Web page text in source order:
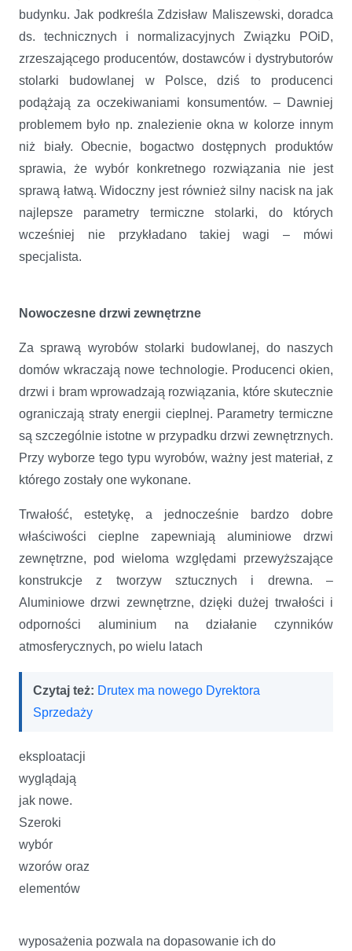
budynku. Jak podkreśla Zdzisław Maliszewski, doradca
ds. technicznych i normalizacyjnych Związku POiD,
zrzeszającego producentów, dostawców i dystrybutorów
stolarki budowlanej w Polsce, dziś to producenci
podążają za oczekiwaniami konsumentów. – Dawniej
problemem było np. znalezienie okna w kolorze innym
niż biały. Obecnie, bogactwo dostępnych produktów
sprawia, że wybór konkretnego rozwiązania nie jest
sprawą łatwą. Widoczny jest również silny nacisk na jak
najlepsze parametry termiczne stolarki, do których
wcześniej nie przykładano takiej wagi – mówi
specjalista.
Nowoczesne drzwi zewnętrzne
Za sprawą wyrobów stolarki budowlanej, do naszych
domów wkraczają nowe technologie. Producenci okien,
drzwi i bram wprowadzają rozwiązania, które skutecznie
ograniczają straty energii cieplnej. Parametry termiczne
są szczególnie istotne w przypadku drzwi zewnętrznych.
Przy wyborze tego typu wyrobów, ważny jest materiał, z
którego zostały one wykonane.
Trwałość, estetykę, a jednocześnie bardzo dobre
właściwości cieplne zapewniają aluminiowe drzwi
zewnętrzne, pod wieloma względami przewyższające
konstrukcje z tworzyw sztucznych i drewna. –
Aluminiowe drzwi zewnętrzne, dzięki dużej trwałości i
odporności aluminium na działanie czynników
atmosferycznych, po wielu latach
Czytaj też: Drutex ma nowego Dyrektora
Sprzedaży
eksploatacji
wyglądają
jak nowe.
Szeroki
wybór
wzorów oraz
elementów
wyposażenia pozwala na dopasowanie ich do